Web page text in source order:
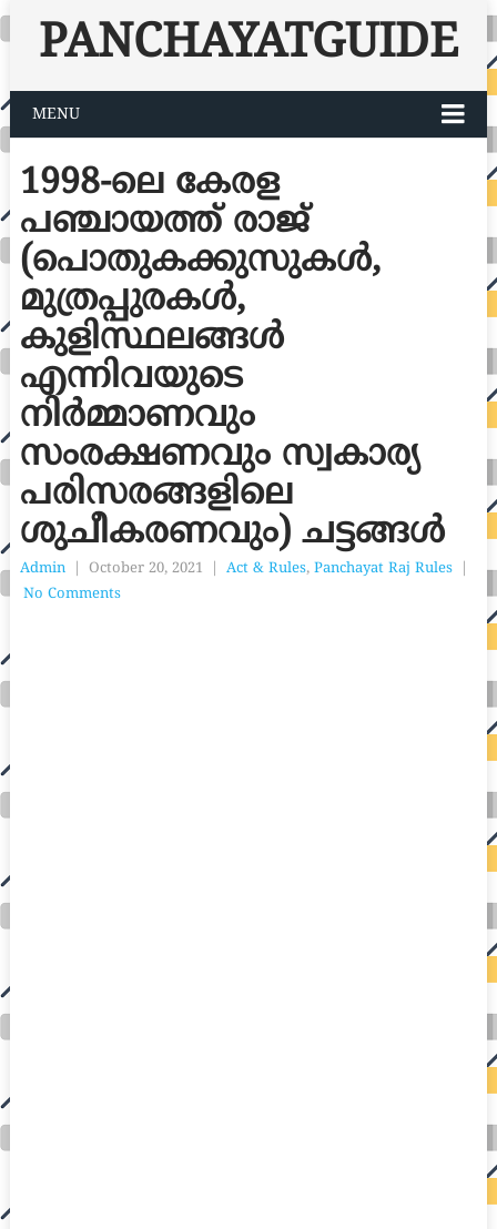
PANCHAYATGUIDE
MENU
1998-ലെ കേരള
പഞ്ചായത്ത് രാജ്
(പൊതുകക്കുസുകൾ,
മുത്രപ്പുരകൾ,
കുളിസ്ഥലങ്ങൾ
എന്നിവയുടെ
നിർമ്മാണവും
സംരക്ഷണവും സ്വകാര്യ
പരിസരങ്ങളിലെ
ശുചീകരണവും) ചട്ടങ്ങൾ
Admin October 20, 2021 Act & Rules, Panchayat Raj Rules
No Comments